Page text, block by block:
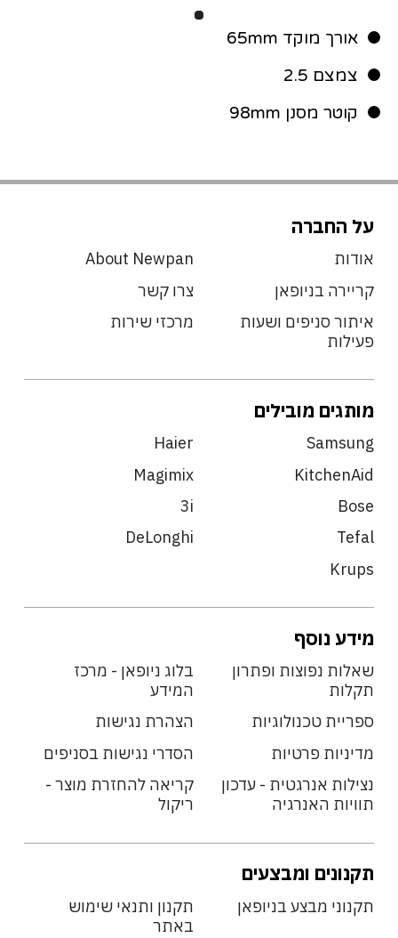
אורך מוקד 65mm
צמצם 2.5
קוטר מסנן 98mm
על החברה
אודות
About Newpan
קריירה בניופאן
צרו קשר
איתור סניפים ושעות
פעילות
מרכזי שירות
מותגים מובילים
Samsung
Haier
KitchenAid
Magimix
Bose
3i
Tefal
DeLonghi
Krups
מידע נוסף
שאלות נפוצות ופתרון
תקלות
בלוג ניופאן - מרכז
המידע
ספריית טכנולוגיות
הצהרת נגישות
מדיניות פרטיות
הסדרי נגישות בסניפים
נצילות אנרגטית - עדכון
תוויות האנרגיה
קריאה להחזרת מוצר -
ריקול
תקנונים ומבצעים
תקנוני מבצע בניופאן
תקנון ותנאי שימוש
באתר